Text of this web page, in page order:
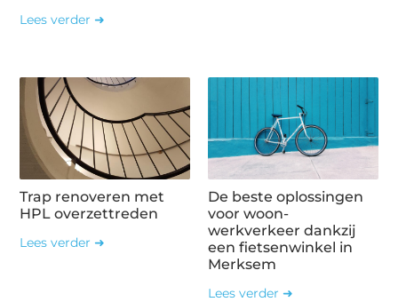
Lees verder ➜
Trap renoveren met
HPL overzettreden
Lees verder ➜
De beste oplossingen
voor woon-
werkverkeer dankzij
een fietsenwinkel in
Merksem
Lees verder ➜